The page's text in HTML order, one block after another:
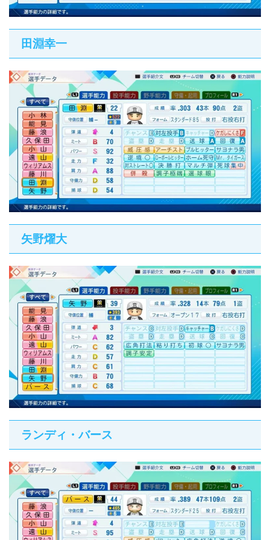
田淵幸一
矢野燿大
ランディ・バース